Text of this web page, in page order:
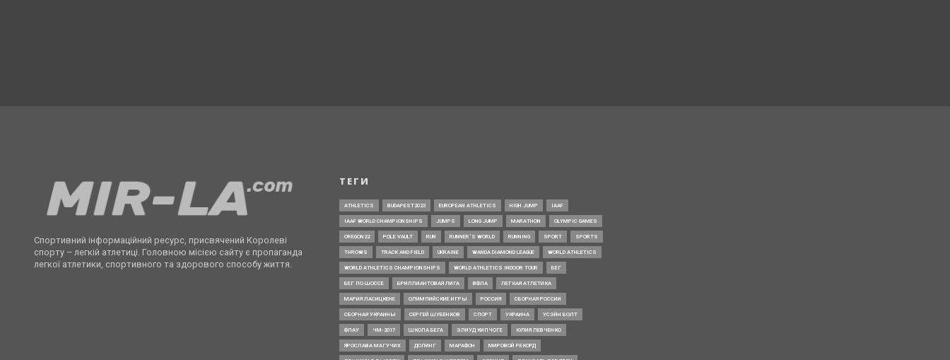
Спортивний інформаційний ресурс, присвячений Королеві
спорту – легкій атлетиці. Головною місією сайту є пропаганда
легкої атлетики, спортивного та здорового способу життя.
ТЕГИ
ATHLETICS BUDAPEST2023 EUROPEAN ATHLETICS HIGH JUMP IAAF
IAAF WORLD CHAMPIONSHIPS JUMPS LONG JUMP MARATHON OLYMPIC GAMES
OREGON22 POLE VAULT RUN RUNNER’S WORLD RUNNING SPORT SPORTS
THROWS TRACK AND FIELD UKRAINE WANDA DIAMOND LEAGUE WORLD ATHLETICS
WORLD ATHLETICS CHAMPIONSHIPS WORLD ATHLETICS INDOOR TOUR БЕГ
БЕГ ПО ШОССЕ БРИЛЛИАНТОВАЯ ЛИГА ВФЛА ЛЕГКАЯ АТЛЕТИКА
МАРИЯ ЛАСИЦКЕНЕ ОЛИМПИЙСКИЕ ИГРЫ РОССИЯ СБОРНАЯ РОССИИ
СБОРНАЯ УКРАИНЫ СЕРГЕЙ ШУБЕНКОВ СПОРТ УКРАИНА УСЭЙН БОЛТ
ФЛАУ ЧМ-2017 ШКОЛА БЕГА ЭЛИУД КИПЧОГЕ ЮЛИЯ ЛЕВЧЕНКО
ЯРОСЛАВА МАГУЧИХ ДОПИНГ МАРАФОН МИРОВОЙ РЕКОРД